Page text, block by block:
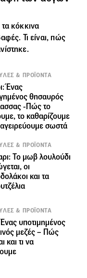
κόκκινα
Τι είναι, πώς
& ΠΡΟΪΟΝΤΑ
Ένας
θησαυρός
-Πώς το
το καθαρίζουμε
σωστά
& ΠΡΟΪΟΝΤΑ
Το μωβ λουλούδι
οι
και τα
& ΠΡΟΪΟΝΤΑ
υποτιμημένος
μεζές – Πώς
και τι να